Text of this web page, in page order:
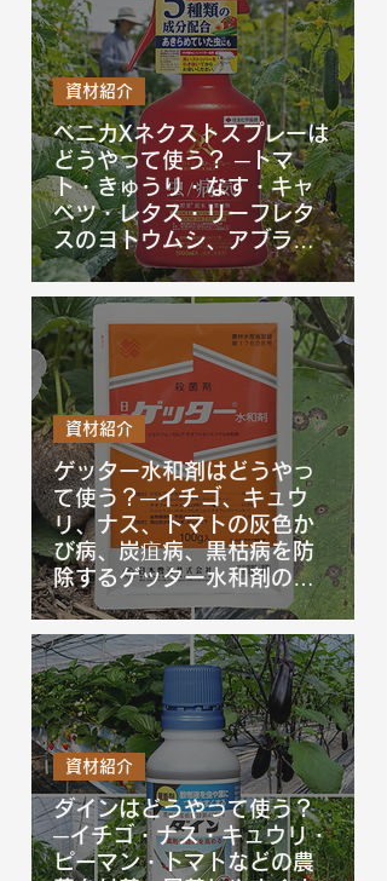
ベニカXネクストスプレーは
どうやって使う？ ─トマ
ト・きゅうり・なす・キャ
ベツ・レタス・リーフレタ
スのヨトウムシ、アブラム
シ等を防除するベニカXネク
ストスプレーを徹底解説！
資材紹介
ゲッター水和剤はどうやっ
て使う？─イチゴ、キュウ
リ、ナス、トマトの灰色か
び病、炭疽病、黒枯病を防
除するゲッター水和剤の使
い方を徹底解説！
資材紹介
ダインはどうやって使う？
─イチゴ・ナス・キュウリ・
ピーマン・トマトなどの農
資材紹介